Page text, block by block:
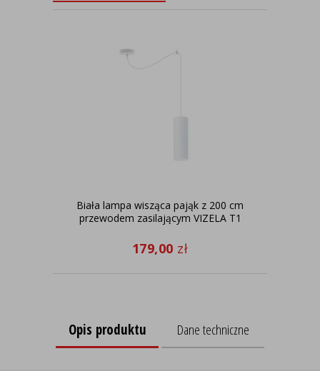
Biała lampa wisząca pająk z 200 cm
przewodem zasilającym VIZELA T1
179,00 zł
Opis produktu Dane techniczne